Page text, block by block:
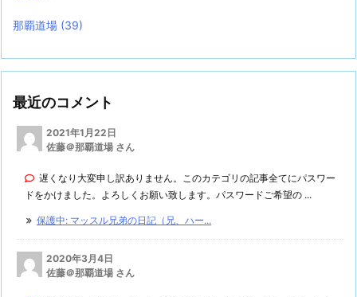
那覇道場 (39)
最近のコメント
2021年1月22日
佐藤＠那覇道場 さん
遅くなり大変申し訳ありません。このカテゴリの記事全てにパスワー
ドをかけました。よろしくお願い致します。パスワードご希望の ...
保護中: マッスル兄弟の日記（兄、ハー...
2020年3月4日
佐藤＠那覇道場 さん